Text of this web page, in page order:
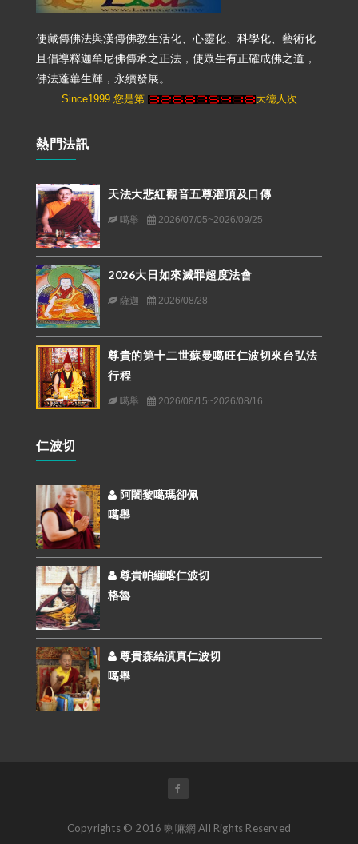
使藏傳佛法與漢傳佛教生活化、心靈化、科學化、藝術化
且倡導釋迦牟尼佛傳承之正法，使眾生有正確成佛之道，
佛法蓬蓽生輝，永續發展。
Since1999 您是第 大德人次
熱門法訊
天法大悲紅觀音五尊灌頂及口傳
噶舉 2026/07/05~2026/09/25
2026大日如來滅罪超度法會
薩迦 2026/08/28
尊貴的第十二世蘇曼噶旺仁波切來台弘法
行程
噶舉 2026/08/15~2026/08/16
仁波切
阿闍黎噶瑪卻佩
噶舉
尊貴帕繃喀仁波切
格魯
尊貴森給滇真仁波切
噶舉
Copyrights © 2016 喇嘛網 All Rights Reserved